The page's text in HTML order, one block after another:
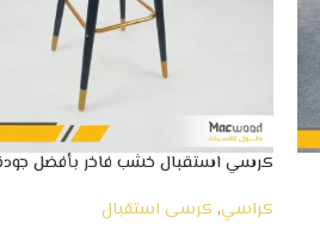
كرسي استقبال خشب فاخر بأفضل
كراسي, كرسى استقبال